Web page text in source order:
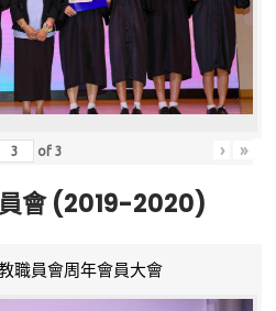
of3 › »
會 (2019-2020)
職員會周年會員大會